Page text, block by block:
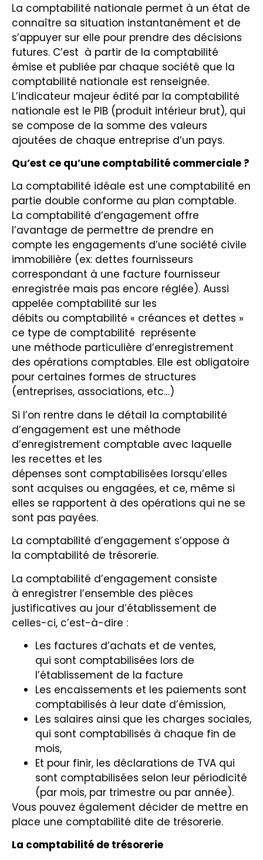
La comptabilité nationale permet à un état de
connaître sa situation instantanément et de
s’appuyer sur elle pour prendre des décisions
futures. C’est à partir de la comptabilité
émise et publiée par chaque société que la
comptabilité nationale est renseignée.
L’indicateur majeur édité par la comptabilité
nationale est le PIB (produit intérieur brut), qui
se compose de la somme des valeurs
ajoutées de chaque entreprise d’un pays.
Qu’est ce qu’une comptabilité commerciale ?
La comptabilité idéale est une comptabilité en
partie double conforme au plan comptable.
La comptabilité d’engagement offre
l’avantage de permettre de prendre en
compte les engagements d’une société civile
immobilière (ex: dettes fournisseurs
correspondant à une facture fournisseur
enregistrée mais pas encore réglée). Aussi
appelée comptabilité sur les
débits ou comptabilité « créances et dettes »
ce type de comptabilité représente
une méthode particulière d’enregistrement
des opérations comptables. Elle est obligatoire
pour certaines formes de structures
(entreprises, associations, etc…)
Si l’on rentre dans le détail la comptabilité
d’engagement est une méthode
d’enregistrement comptable avec laquelle
les recettes et les
dépenses sont comptabilisées lorsqu’elles
sont acquises ou engagées, et ce, même si
elles se rapportent à des opérations qui ne se
sont pas payées.
La comptabilité d’engagement s’oppose à
la comptabilité de trésorerie.
La comptabilité d’engagement consiste
à enregistrer l’ensemble des pièces
justificatives au jour d’établissement de
celles-ci, c’est-à-dire :
Les factures d’achats et de ventes,
qui sont comptabilisées lors de
l’établissement de la facture
Les encaissements et les paiements sont
comptabilisés à leur date d’émission,
Les salaires ainsi que les charges sociales,
qui sont comptabilisés à chaque fin de
mois,
Et pour finir, les déclarations de TVA qui
sont comptabilisées selon leur périodicité
(par mois, par trimestre ou par année).
Vous pouvez également décider de mettre en
place une comptabilité dite de trésorerie.
La comptabilité de trésorerie